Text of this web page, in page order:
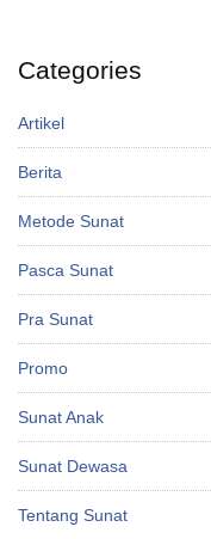
Categories
Artikel
Berita
Metode Sunat
Pasca Sunat
Pra Sunat
Promo
Sunat Anak
Sunat Dewasa
Tentang Sunat